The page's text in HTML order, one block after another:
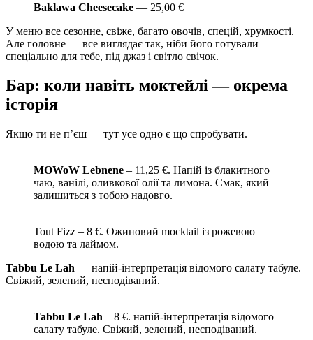
Baklawa Cheesecake — 25,00 €
У меню все сезонне, свіже, багато овочів, спецій, хрумкості.
Але головне — все виглядає так, ніби його готували
спеціально для тебе, під джаз і світло свічок.
Бар: коли навіть моктейлі — окрема
історія
Якщо ти не п’єш — тут усе одно є що спробувати.
MOWoW Lebnene – 11,25 €. Напій із блакитного
чаю, ванілі, оливкової олії та лимона. Смак, який
залишиться з тобою надовго.
Tout Fizz – 8 €. Ожиновий mocktail із рожевою
водою та лаймом.
Tabbu Le Lah — напій-інтерпретація відомого салату табуле.
Свіжий, зелений, несподіваний.
Tabbu Le Lah – 8 €. напій-інтерпретація відомого
салату табуле. Свіжий, зелений, несподіваний.